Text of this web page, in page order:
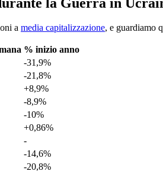
a media capitalizzazione, e guardiamo
% inizio anno
-31,9%
-21,8%
+8,9%
-8,9%
-10%
+0,86%
-
-14,6%
-20,8%